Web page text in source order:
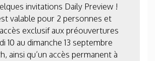
invitations Daily Preview !
valable pour 2 personnes et
exclusif aux préouvertures
10 au dimanche 13 septembre
ainsi qu’un accès permanent à